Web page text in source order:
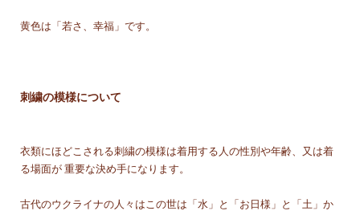
黄色は「若さ、幸福」です。
刺繍の模様について
衣類にほどこされる刺繍の模様は着用する人の性別や年齢、又は着
る場面が 重要な決め手になります。
古代のウクライナの人々はこの世は「水」と「お日様」と「土」か